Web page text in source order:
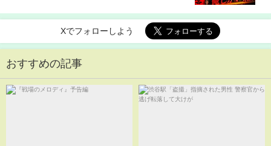
Xでフォローしよう
おすすめの記事